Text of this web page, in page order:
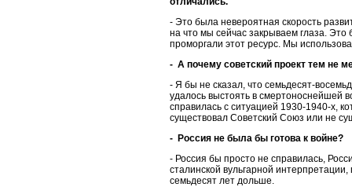
- Это была невероятная скорость
на что мы сейчас закрываем глаза.
проморгали этот ресурс. Мы
- А почему советский проект тем не
- Я бы не сказал, что семьдесят-
удалось выстоять в смертоноснейшей
справилась с ситуацией 1930-1940-х,
существовал Советский Союз или не
- Россия не была бы готова к войне?
- Россия бы просто не справилась,
сталинской вульгарной
семьдесят лет дольше.